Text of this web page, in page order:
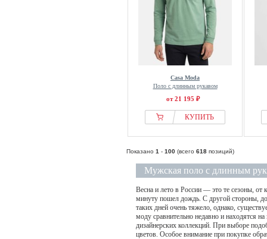
Casa Moda
Поло с длинным рукавом
от 21 195 ₽
КУПИТЬ
Показано 1 - 100 (всего 618 позиций)
Мужская поло с длинным
Весна и лето в России — это те сезоны,
минуту пошел дождь. С другой стороны,
таких дней очень тяжело, однако,
моду сравнительно недавно и находятся
дизайнерских коллекций. При выборе
цветов. Особое внимание при покупке